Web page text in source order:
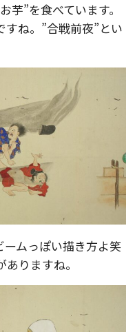
芋”を食べています。
ね。”合戦前夜”とい
ムっぽい描き方よ笑
りますね。